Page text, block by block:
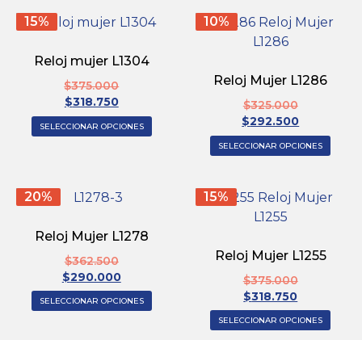
15%
Reloj mujer L1304
$375.000
$318.750
SELECCIONAR OPCIONES
10%
Reloj Mujer L1286
$325.000
$292.500
SELECCIONAR OPCIONES
20%
Reloj Mujer L1278
$362.500
$290.000
SELECCIONAR OPCIONES
15%
Reloj Mujer L1255
$375.000
$318.750
SELECCIONAR OPCIONES